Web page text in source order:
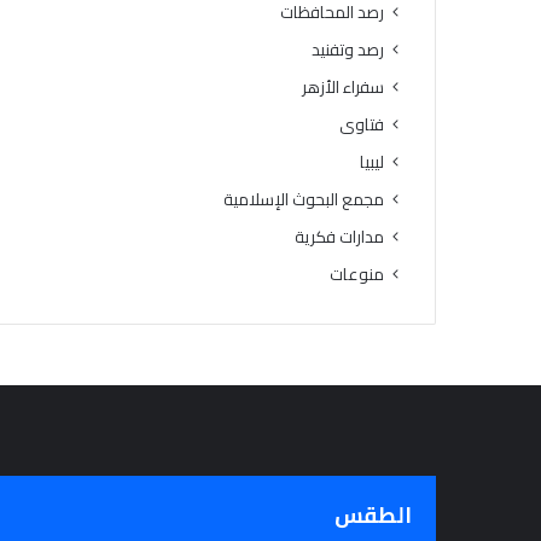
رصد المحافظات
رصد وتفنيد
سفراء الأزهر
فتاوى
ليبيا
مجمع البحوث الإسلامية
مدارات فكرية
منوعات
الطقس